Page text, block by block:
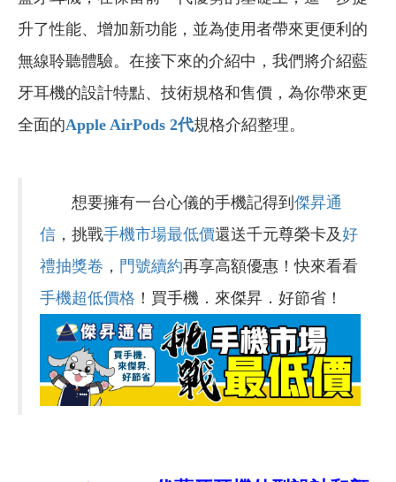
升了性能、增加新功能，並為使用者帶來更便利的
無線聆聽體驗。在接下來的介紹中，我們將介紹藍
牙耳機的設計特點、技術規格和售價，為你帶來更
全面的Apple AirPods 2代規格介紹整理。
想要擁有一台心儀的手機記得到 傑昇通
信 ，挑戰手機市場最低價還送千元尊榮卡及好
禮抽獎卷 ， 門號續約再享高額優惠！快來看看
手機超低價格 ！買手機．來傑昇．好節省！